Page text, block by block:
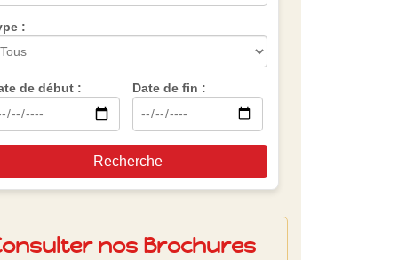
:
de début : Date de fin :
Recherche
nos Brochures